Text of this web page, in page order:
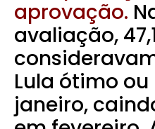
aprovação.
avaliação,
Lula ótimo
janeiro,